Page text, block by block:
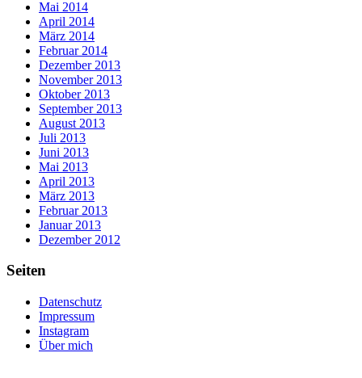
Mai 2014
April 2014
März 2014
Februar 2014
Dezember 2013
November 2013
Oktober 2013
September 2013
August 2013
Juli 2013
Juni 2013
Mai 2013
April 2013
März 2013
Februar 2013
Januar 2013
Dezember 2012
Seiten
Datenschutz
Impressum
Instagram
Über mich